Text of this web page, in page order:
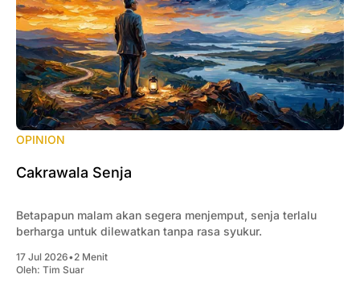
OPINION
Cakrawala Senja
Betapapun malam akan segera menjemput, senja terlalu
berharga untuk dilewatkan tanpa rasa syukur.
17 Jul 2026•2 Menit
Oleh: Tim Suar